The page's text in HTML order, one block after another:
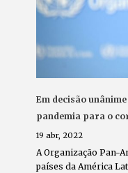
Em decisão
pandemia para o
19 abr, 2022
A Organização Pan-
países da América